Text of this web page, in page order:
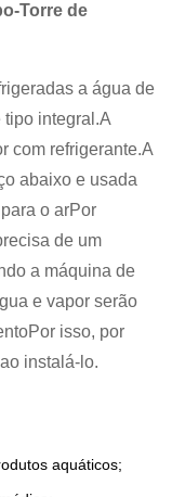
Torre de
a água de
integral.A
com refrigerante.A
abaixo e usada
o arPor
de um
a máquina de
e vapor serão
isso, por
instalá-lo.
aquáticos;